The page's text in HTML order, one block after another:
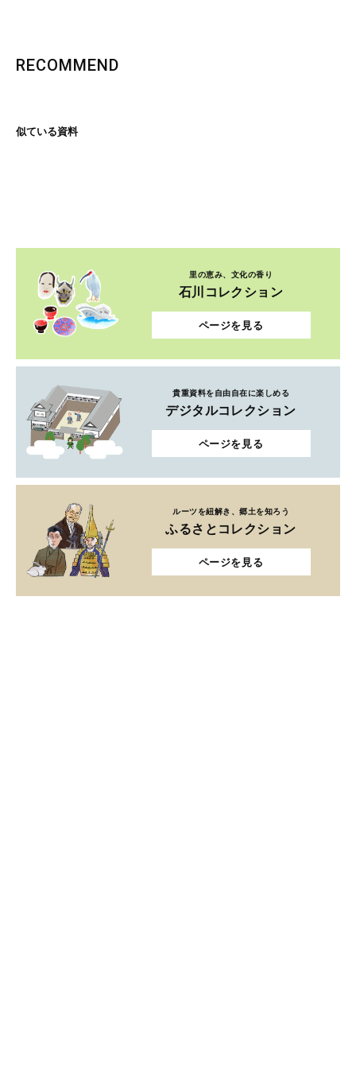
RECOMMEND
似ている資料
里の恵み、文化の香り
石川コレクション
ページを見る
貴重資料を自由自在に楽しめる
デジタルコレクション
ページを見る
ルーツを紐解き、郷土を知ろう
ふるさとコレクション
ページを見る